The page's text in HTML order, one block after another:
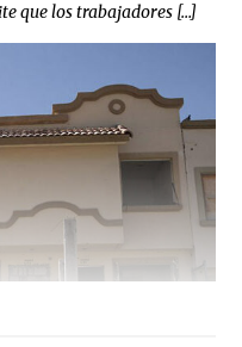
que los trabajadores […]